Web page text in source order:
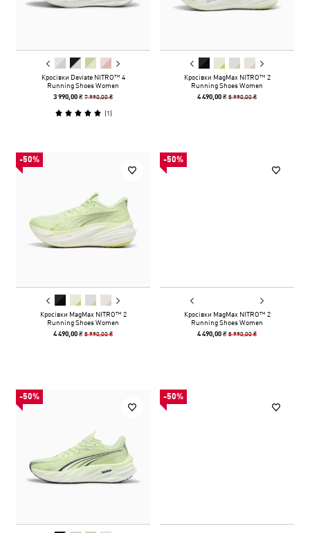
Кросівки Deviate NITRO™ 4
Running Shoes Women
3 990,00 ₴7 990,00 ₴
(1)
Кросівки MagMax NITRO™ 2
Running Shoes Women
4 490,00 ₴8 990,00 ₴
-50%
Кросівки MagMax NITRO™ 2
Running Shoes Women
4 490,00 ₴8 990,00 ₴
-50%
Кросівки MagMax NITRO™ 2
Running Shoes Women
4 490,00 ₴8 990,00 ₴
-50% -50%